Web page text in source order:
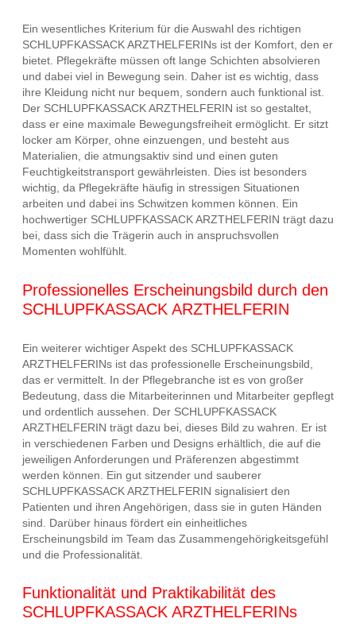
Ein wesentliches Kriterium für die Auswahl des richtigen
SCHLUPFKASSACK ARZTHELFERINs ist der Komfort, den er
bietet. Pflegekräfte müssen oft lange Schichten absolvieren
und dabei viel in Bewegung sein. Daher ist es wichtig, dass
ihre Kleidung nicht nur bequem, sondern auch funktional ist.
Der SCHLUPFKASSACK ARZTHELFERIN ist so gestaltet,
dass er eine maximale Bewegungsfreiheit ermöglicht. Er sitzt
locker am Körper, ohne einzuengen, und besteht aus
Materialien, die atmungsaktiv sind und einen guten
Feuchtigkeitstransport gewährleisten. Dies ist besonders
wichtig, da Pflegekräfte häufig in stressigen Situationen
arbeiten und dabei ins Schwitzen kommen können. Ein
hochwertiger SCHLUPFKASSACK ARZTHELFERIN trägt dazu
bei, dass sich die Trägerin auch in anspruchsvollen
Momenten wohlfühlt.
Professionelles Erscheinungsbild durch den
SCHLUPFKASSACK ARZTHELFERIN
Ein weiterer wichtiger Aspekt des SCHLUPFKASSACK
ARZTHELFERINs ist das professionelle Erscheinungsbild,
das er vermittelt. In der Pflegebranche ist es von großer
Bedeutung, dass die Mitarbeiterinnen und Mitarbeiter gepflegt
und ordentlich aussehen. Der SCHLUPFKASSACK
ARZTHELFERIN trägt dazu bei, dieses Bild zu wahren. Er ist
in verschiedenen Farben und Designs erhältlich, die auf die
jeweiligen Anforderungen und Präferenzen abgestimmt
werden können. Ein gut sitzender und sauberer
SCHLUPFKASSACK ARZTHELFERIN signalisiert den
Patienten und ihren Angehörigen, dass sie in guten Händen
sind. Darüber hinaus fördert ein einheitliches
Erscheinungsbild im Team das Zusammengehörigkeitsgefühl
und die Professionalität.
Funktionalität und Praktikabilität des
SCHLUPFKASSACK ARZTHELFERINs